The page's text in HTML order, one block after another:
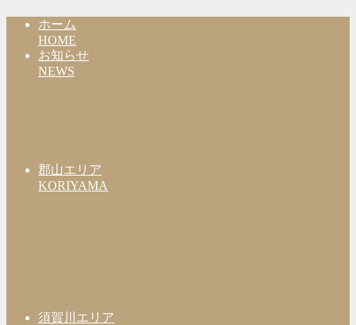
ホーム
HOME
お知らせ
NEWS
郡山エリア
KORIYAMA
須賀川エリア